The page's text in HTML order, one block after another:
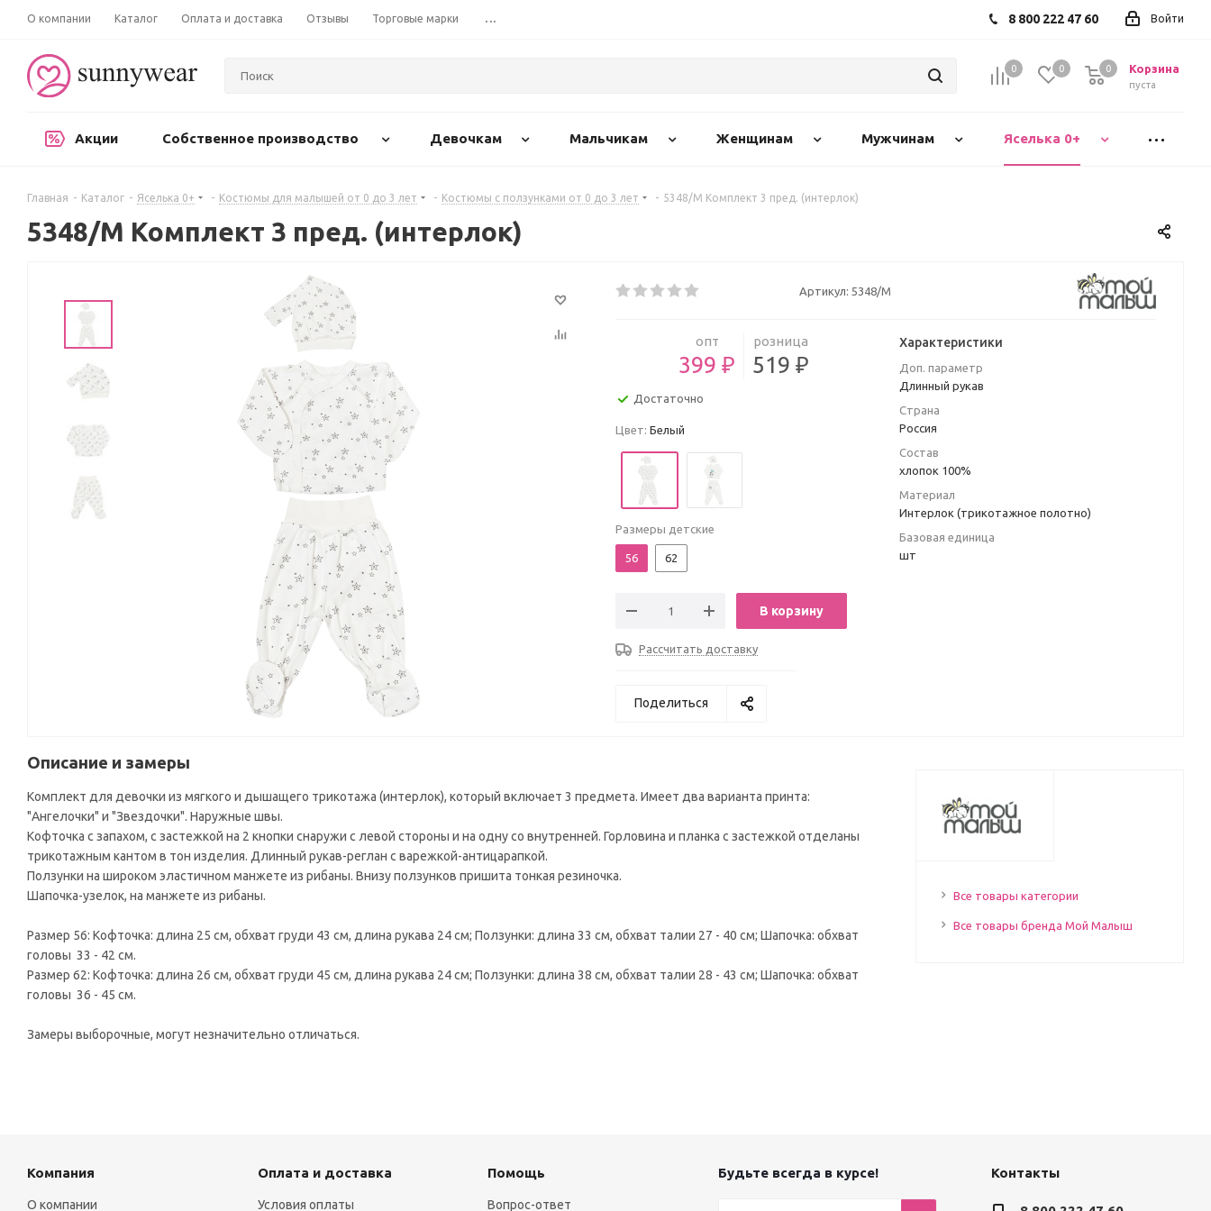
О компании Каталог Оплата и доставка Отзывы Торговые марки ... Войти
8 800 222 47 60
0 0 Корзина
пуста
0
Акции Собственное производство Девочкам Мальчикам Женщинам Мужчинам Яселька 0+
Главная - Каталог - Яселька 0+ - Костюмы для малышей от 0 до 3 лет - Костюмы с ползунками от 0 до 3 лет - 5348/М Комплект 3 пред. (интерлок)
5348/М Комплект 3 пред. (интерлок)
Артикул: 5348/М
опт
399 ₽
розница
519 ₽
Достаточно
Цвет: Белый
Размеры детские
56 62
В корзину
Рассчитать доставку
Характеристики
Доп. параметр
Длинный рукав
Страна
Россия
Состав
хлопок 100%
Материал
Интерлок (трикотажное полотно)
Базовая единица
шт
Поделиться
Описание и замеры
Комплект для девочки из мягкого и дышащего трикотажа (интерлок), который включает 3 предмета. Имеет два варианта принта:
"Ангелочки" и "Звездочки". Наружные швы.
Кофточка с запахом, с застежкой на 2 кнопки снаружи с левой стороны и на одну со внутренней. Горловина и планка с застежкой отделаны
трикотажным кантом в тон изделия. Длинный рукав-реглан с варежкой-антицарапкой.
Ползунки на широком эластичном манжете из рибаны. Внизу ползунков пришита тонкая резиночка.
Шапочка-узелок, на манжете из рибаны.
Размер 56: Кофточка: длина 25 см, обхват груди 43 см, длина рукава 24 см; Ползунки: длина 33 см, обхват талии 27 - 40 см; Шапочка: обхват
головы 33 - 42 см.
Размер 62: Кофточка: длина 26 см, обхват груди 45 см, длина рукава 24 см; Ползунки: длина 38 см, обхват талии 28 - 43 см; Шапочка: обхват
головы 36 - 45 см.
Замеры выборочные, могут незначительно отличаться.
Все товары категории
Все товары бренда Мой Малыш
Компания
О компании
Оплата и доставка
Условия оплаты
Помощь
Вопрос-ответ
Будьте всегда в курсе! Контакты